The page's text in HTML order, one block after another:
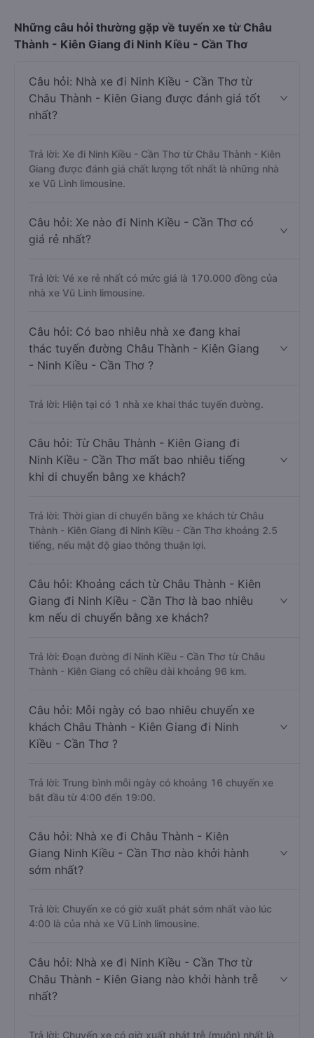
Những câu hỏi thường gặp về tuyến xe từ Châu
Thành - Kiên Giang đi Ninh Kiều - Cần Thơ
Câu hỏi: Nhà xe đi Ninh Kiều - Cần Thơ từ
Châu Thành - Kiên Giang được đánh giá tốt
nhất?
Trả lời: Xe đi Ninh Kiều - Cần Thơ từ Châu Thành - Kiên
Giang được đánh giá chất lượng tốt nhất là những nhà
xe Vũ Linh limousine.
Câu hỏi: Xe nào đi Ninh Kiều - Cần Thơ có
giá rẻ nhất?
Trả lời: Vé xe rẻ nhất có mức giá là 170.000 đồng của
nhà xe Vũ Linh limousine.
Câu hỏi: Có bao nhiêu nhà xe đang khai
thác tuyến đường Châu Thành - Kiên Giang
- Ninh Kiều - Cần Thơ ?
Trả lời: Hiện tại có 1 nhà xe khai thác tuyến đường.
Câu hỏi: Từ Châu Thành - Kiên Giang đi
Ninh Kiều - Cần Thơ mất bao nhiêu tiếng
khi di chuyển bằng xe khách?
Trả lời: Thời gian di chuyển bằng xe khách từ Châu
Thành - Kiên Giang đi Ninh Kiều - Cần Thơ khoảng 2.5
tiếng, nếu mật độ giao thông thuận lợi.
Câu hỏi: Khoảng cách từ Châu Thành - Kiên
Giang đi Ninh Kiều - Cần Thơ là bao nhiêu
km nếu di chuyển bằng xe khách?
Trả lời: Đoạn đường đi Ninh Kiều - Cần Thơ từ Châu
Thành - Kiên Giang có chiều dài khoảng 96 km.
Câu hỏi: Mỗi ngày có bao nhiêu chuyến xe
khách Châu Thành - Kiên Giang đi Ninh
Kiều - Cần Thơ ?
Trả lời: Trung bình mỗi ngày có khoảng 16 chuyến xe
bắt đầu từ 4:00 đến 19:00.
Câu hỏi: Nhà xe đi Châu Thành - Kiên
Giang Ninh Kiều - Cần Thơ nào khởi hành
sớm nhất?
Trả lời: Chuyến xe có giờ xuất phát sớm nhất vào lúc
4:00 là của nhà xe Vũ Linh limousine.
Câu hỏi: Nhà xe đi Ninh Kiều - Cần Thơ từ
Châu Thành - Kiên Giang nào khởi hành trễ
nhất?
Trả lời: Chuyến xe có giờ xuất phát trễ (muộn) nhất là